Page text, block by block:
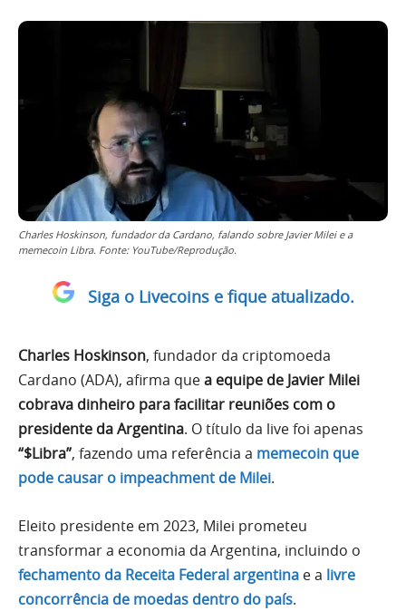
Charles Hoskinson, fundador da Cardano, falando sobre Javier Milei e a
memecoin Libra. Fonte: YouTube/Reprodução.
Siga o Livecoins e fique atualizado.
Charles Hoskinson, fundador da criptomoeda
Cardano (ADA), afirma quea equipe de Javier Milei
cobrava dinheiro para facilitar reuniões com o
presidente da Argentina. O título da live foi apenas
“$Libra”, fazendo uma referência a memecoin que
pode causar o impeachment de Milei.
Eleito presidente em 2023, Milei prometeu
transformar a economia da Argentina, incluindo o
fechamento da Receita Federal argentina e a livre
concorrência de moedas dentro do país.